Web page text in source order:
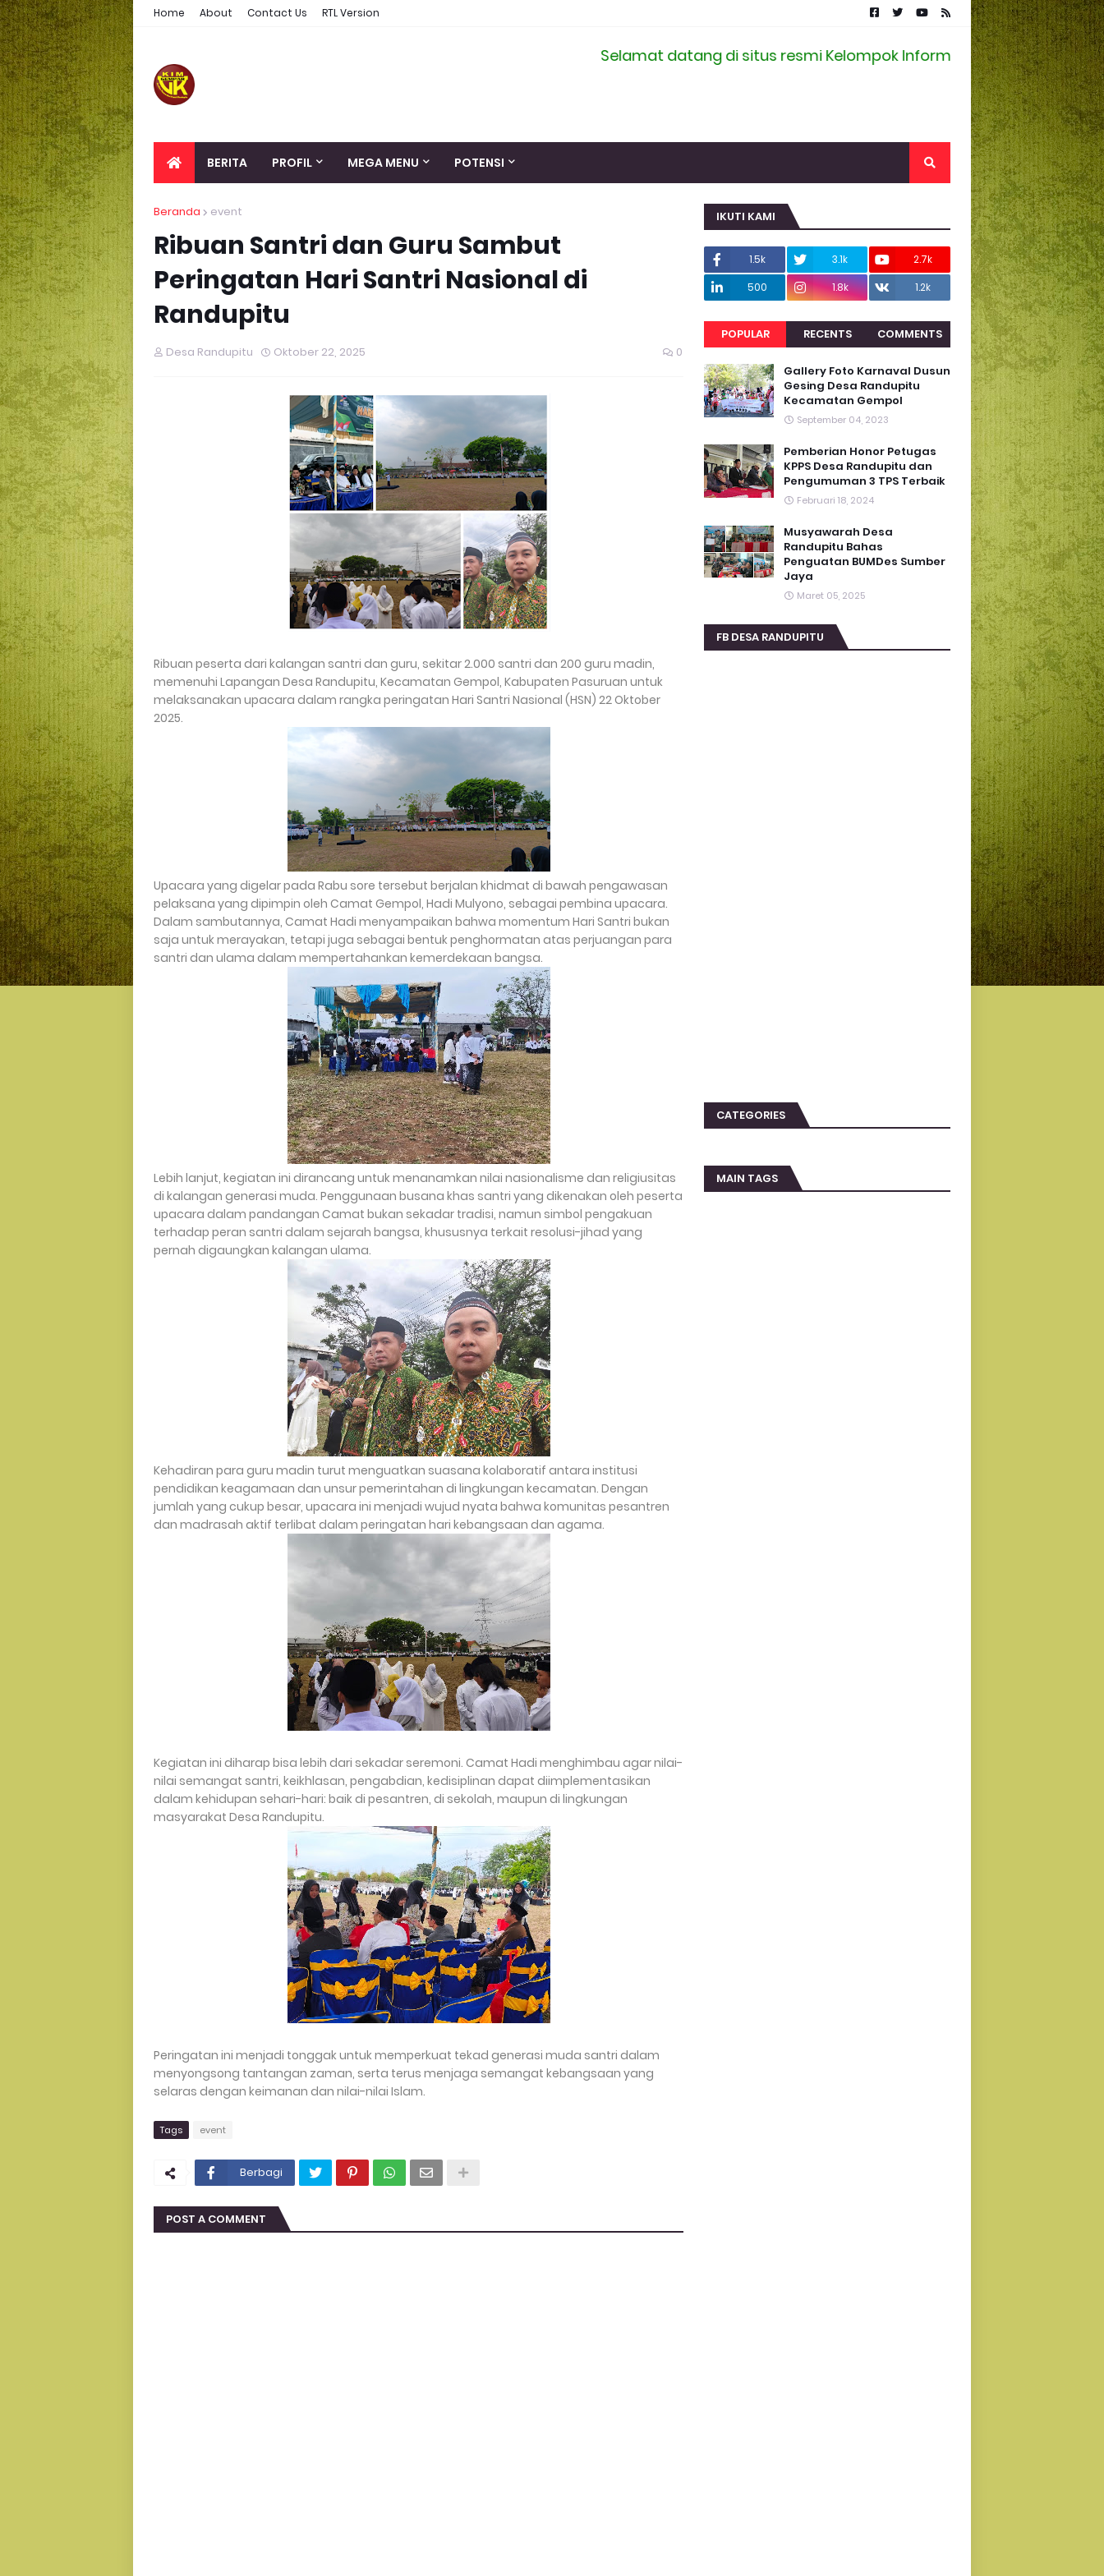
Home About Contact Us RTL Version
Selamat datang di situs resmi Kelompok Informasi Masyarakat Desa
BERITA PROFIL MEGA MENU POTENSI
Beranda event
Ribuan Santri dan Guru Sambut
Peringatan Hari Santri Nasional di
Randupitu
Desa Randupitu Oktober 22, 2025 0
Ribuan peserta dari kalangan santri dan guru, sekitar 2.000 santri dan 200 guru madin,
memenuhi Lapangan Desa Randupitu, Kecamatan Gempol, Kabupaten Pasuruan untuk
melaksanakan upacara dalam rangka peringatan Hari Santri Nasional (HSN) 22 Oktober
2025.
Upacara yang digelar pada Rabu sore tersebut berjalan khidmat di bawah pengawasan
pelaksana yang dipimpin oleh Camat Gempol, Hadi Mulyono, sebagai pembina upacara.
Dalam sambutannya, Camat Hadi menyampaikan bahwa momentum Hari Santri bukan
saja untuk merayakan, tetapi juga sebagai bentuk penghormatan atas perjuangan para
santri dan ulama dalam mempertahankan kemerdekaan bangsa.
Lebih lanjut, kegiatan ini dirancang untuk menanamkan nilai nasionalisme dan religiusitas
di kalangan generasi muda. Penggunaan busana khas santri yang dikenakan oleh peserta
upacara dalam pandangan Camat bukan sekadar tradisi, namun simbol pengakuan
terhadap peran santri dalam sejarah bangsa, khususnya terkait resolusi-jihad yang
pernah digaungkan kalangan ulama.
Kehadiran para guru madin turut menguatkan suasana kolaboratif antara institusi
pendidikan keagamaan dan unsur pemerintahan di lingkungan kecamatan. Dengan
jumlah yang cukup besar, upacara ini menjadi wujud nyata bahwa komunitas pesantren
dan madrasah aktif terlibat dalam peringatan hari kebangsaan dan agama.
Kegiatan ini diharap bisa lebih dari sekadar seremoni. Camat Hadi menghimbau agar nilai-
nilai semangat santri, keikhlasan, pengabdian, kedisiplinan dapat diimplementasikan
dalam kehidupan sehari-hari: baik di pesantren, di sekolah, maupun di lingkungan
masyarakat Desa Randupitu.
Peringatan ini menjadi tonggak untuk memperkuat tekad generasi muda santri dalam
menyongsong tantangan zaman, serta terus menjaga semangat kebangsaan yang
selaras dengan keimanan dan nilai-nilai Islam.
Tags event
Berbagi
POST A COMMENT
IKUTI KAMI
1.5k 3.1k
2.7k
500
1.8k 1.2k
POPULAR RECENTS COMMENTS
Gallery Foto Karnaval Dusun
Gesing Desa Randupitu
Kecamatan Gempol
September 04, 2023
Pemberian Honor Petugas
KPPS Desa Randupitu dan
Pengumuman 3 TPS Terbaik
Februari 18, 2024
Musyawarah Desa
Randupitu Bahas
Penguatan BUMDes Sumber
Jaya
Maret 05, 2025
FB DESA RANDUPITU
CATEGORIES
MAIN TAGS